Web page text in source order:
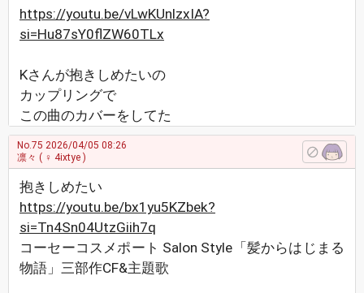
https://youtu.be/vLwKUnlzxIA?
si=Hu87sY0flZW60TLx
Kさんが抱きしめたいの
カップリングで
この曲のカバーをしてた
No.75 2026/04/05 08:26
凛々 ( ♀ 4ixtye )
抱きしめたい
https://youtu.be/bx1yu5KZbek?
si=Tn4Sn04UtzGiih7q
コーセーコスメポート Salon Style「髪からはじまる
物語」三部作CF&主題歌